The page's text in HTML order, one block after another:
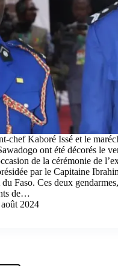
chef Kaboré Issé et le
ont été décorés le
de la cérémonie de
par le Capitaine
du Faso. Ces deux
de…
2024